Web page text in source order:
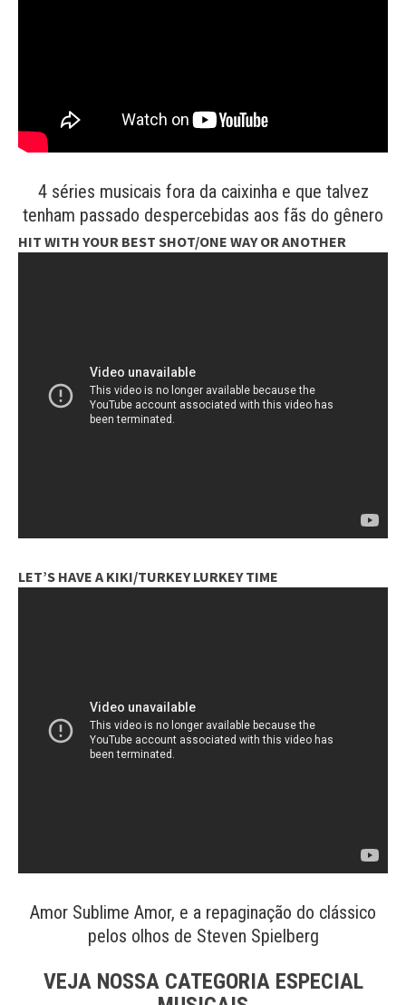
4 séries musicais fora da caixinha e que talvez
tenham passado despercebidas aos fãs do gênero
HIT WITH YOUR BEST SHOT/ONE WAY OR ANOTHER
LET’S HAVE A KIKI/TURKEY LURKEY TIME
Amor Sublime Amor, e a repaginação do clássico
pelos olhos de Steven Spielberg
VEJA NOSSA CATEGORIA ESPECIAL